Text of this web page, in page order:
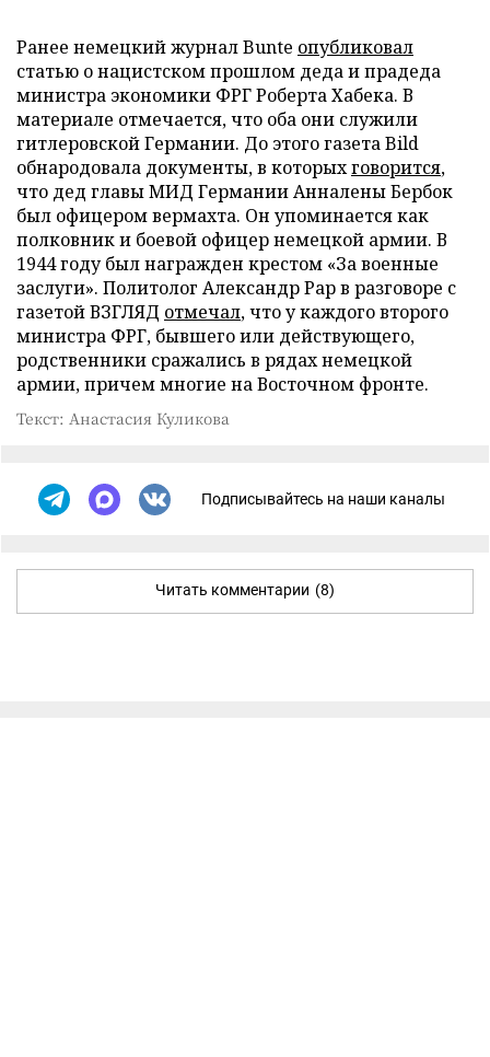
Ранее немецкий журнал Bunte опубликовал
статью о нацистском прошлом деда и прадеда
министра экономики ФРГ Роберта Хабека. В
материале отмечается, что оба они служили
гитлеровской Германии. До этого газета Bild
обнародовала документы, в которыхговорится,
что дед главы МИД Германии Анналены Бербок
был офицером вермахта. Он упоминается как
полковник и боевой офицер немецкой армии. В
1944 году был награжден крестом «За военные
заслуги». Политолог Александр Рар в разговоре с
газетой ВЗГЛЯД отмечал, что у каждого второго
министра ФРГ, бывшего или действующего,
родственники сражались в рядах немецкой
армии, причем многие на Восточном фронте.
Текст: Анастасия Куликова
Подписывайтесь на наши каналы
Читать комментарии (8)